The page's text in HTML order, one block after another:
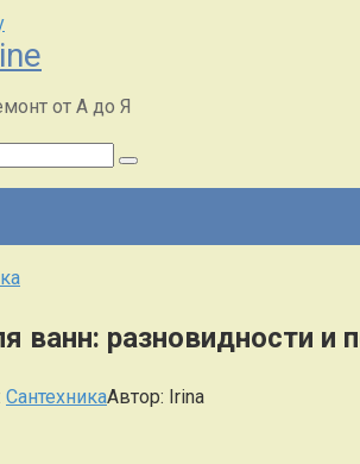
от А до Я
ванн: разновидности и
СантехникаАвтор: Irina